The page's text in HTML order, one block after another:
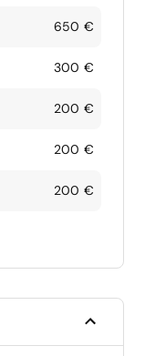
650 €
300 €
200 €
200 €
200 €
100 €